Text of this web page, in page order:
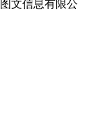
文信息有限公